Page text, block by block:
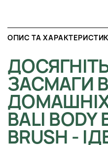
ОПИС ТА
ЗАСМАГИ В
BALI BODY
BRUSH -